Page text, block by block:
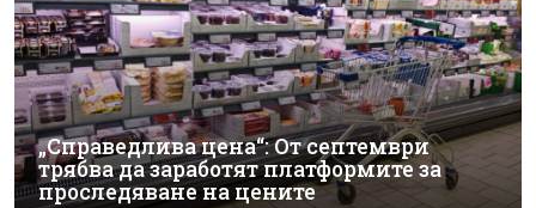
„Справедлива цена“: От септември
трябва да заработят платформите за
проследяване на цените